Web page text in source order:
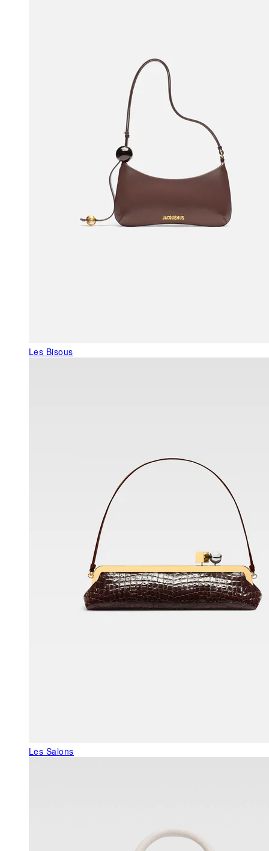
Les Bisous
Les Salons